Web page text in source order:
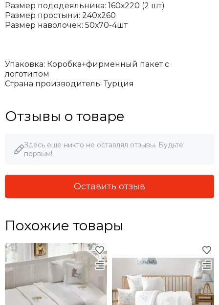
Размер пододеяльника: 160х220 (2 шт)
Размер простыни: 240х260
Размер наволочек: 50х70-4шт
Упаковка: Коробка+фирменный пакет с
логотипом
Страна производитель: Турция
Отзывы о товаре
Здесь еще никто не оставлял отзывы. Будьте
первым!
Оставить отзыв
Похожие товары